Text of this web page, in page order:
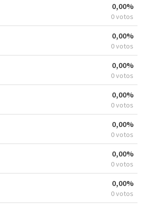
0,00%
0 votos
0,00%
0 votos
0,00%
0 votos
0,00%
0 votos
0,00%
0 votos
0,00%
0 votos
0,00%
0 votos